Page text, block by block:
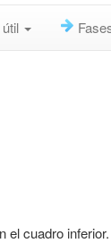
el cuadro inferior.